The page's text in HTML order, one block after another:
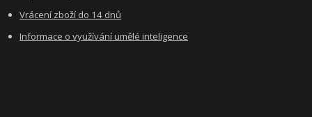
Vrácení zboží do 14 dnů
Informace o využívání umělé inteligence